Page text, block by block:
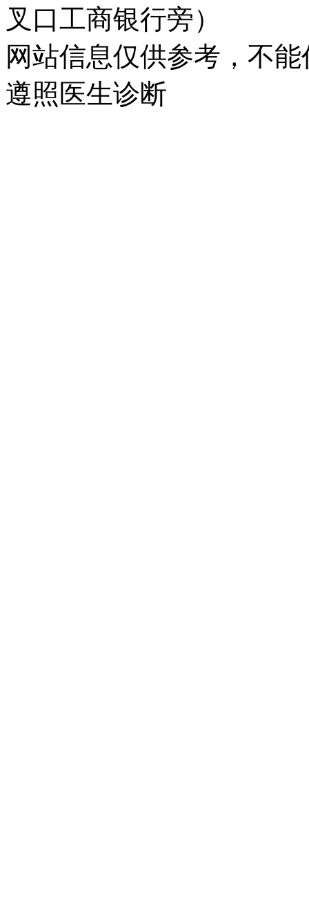
叉口工商银行旁）
网站信息仅供参考，不
遵照医生诊断